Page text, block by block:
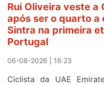
etapa
da
Volta
a
Portugal
Rui Oliveira veste a
após ser o quarto a
Sintra na primeira
Portugal
06-08-2026 | 16:23
Ciclista da UAE